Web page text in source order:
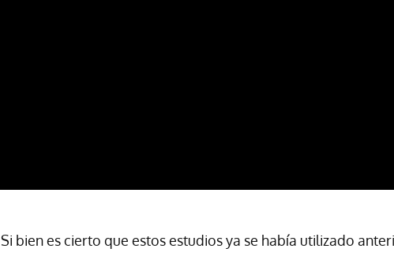
Si bien es cierto que estos estudios ya se había utilizado